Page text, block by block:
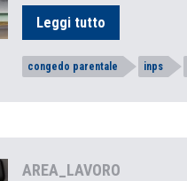
Leggi tutto
congedo parentale inps
AREA_LAVORO